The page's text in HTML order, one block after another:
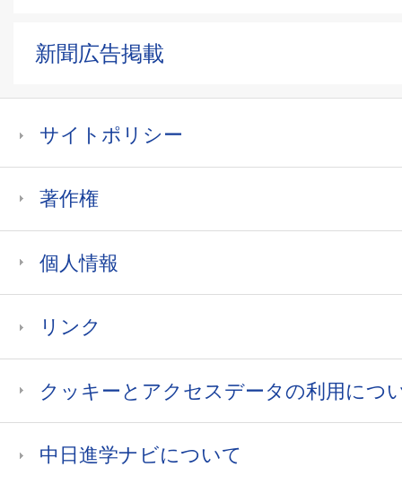
新聞広告掲載
サイトポリシー
著作権
個人情報
リンク
クッキーとアクセスデータの利用につ
中日進学ナビについて